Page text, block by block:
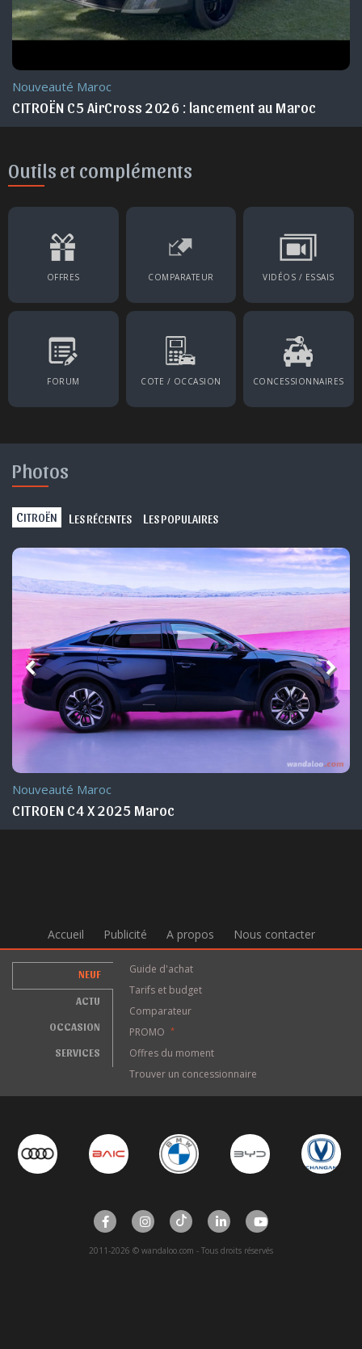
Nouveauté Maroc
CITROËN C5 AirCross 2026 : lancement au Maroc
Outils et compléments
OFFRES COMPARATEUR VIDÉOS / ESSAIS
FORUM COTE / OCCASION CONCESSIONNAIRES
Photos
CITROËN L ES RÉCENTES L ES POPULAIRES
Nouveauté Maroc
CITROEN C4 X 2025 Maroc
Accueil Publicité A propos Nous contacter
NEUF
ACTU
OCCASION
SERVICES
Guide d'achat
Tarifs et budget
Comparateur
PROMO
*
Offres du moment
Trouver un concessionnaire
2011-2026 © wandaloo.com - Tous droits réservés